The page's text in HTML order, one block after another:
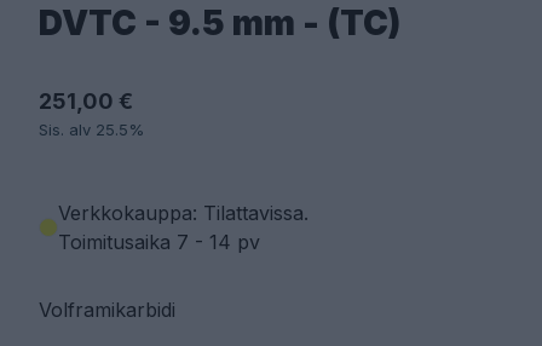
DVTC - 9.5 mm - (TC)
251,00 €
Sis. alv 25.5%
Verkkokauppa: Tilattavissa.
Toimitusaika 7 - 14 pv
Volframikarbidi